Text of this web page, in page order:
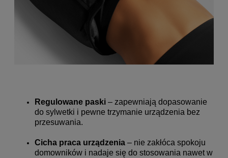
Regulowane paski – zapewniają dopasowanie
do sylwetki i pewne trzymanie urządzenia bez
przesuwania.
Cicha praca urządzenia – nie zakłóca spokoju
domowników i nadaje się do stosowania nawet w